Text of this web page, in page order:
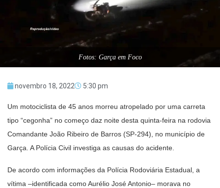
Fotos: Garça em Foco
novembro 18, 2022 5:30 pm
Um motociclista de 45 anos morreu atropelado por uma carreta
tipo “cegonha” no começo daz noite desta quinta-feira na rodovia
Comandante João Ribeiro de Barros (SP-294), no município de
Garça. A Polícia Civil investiga as causas do acidente.
De acordo com informações da Polícia Rodoviária Estadual, a
vítima –identificada como Aurélio José Antonio– morava no